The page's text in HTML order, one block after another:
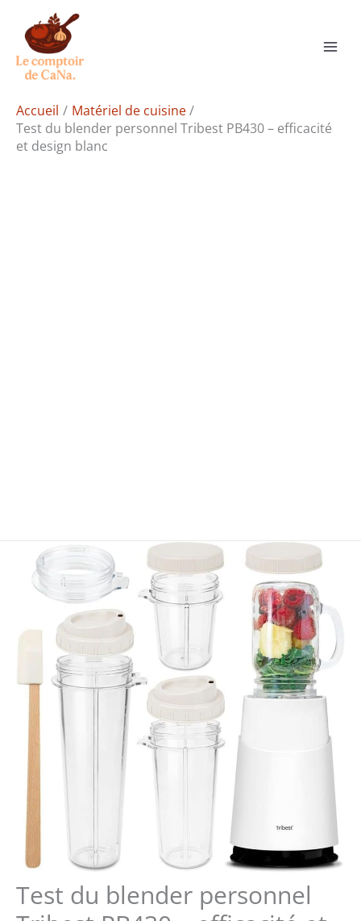
contenu
Accueil
Matériel de cuisine
Test du blender personnel Tribest PB430 – efficacité
et design blanc
Test du blender personnel
Rechercher